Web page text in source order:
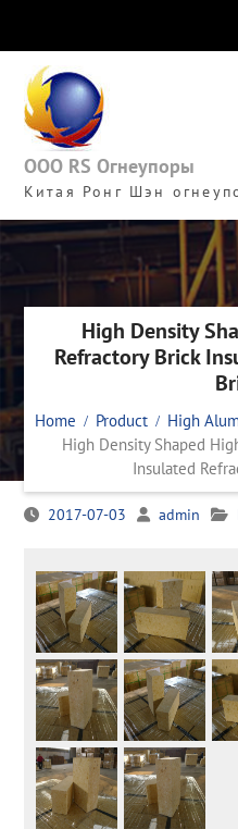
content
ООО RS Огнеупоры
Китая Ронг Шэн
High Density
Refractory Brick
Home Product
High
High Density Shaped
Insulated
2017-07-03 admin